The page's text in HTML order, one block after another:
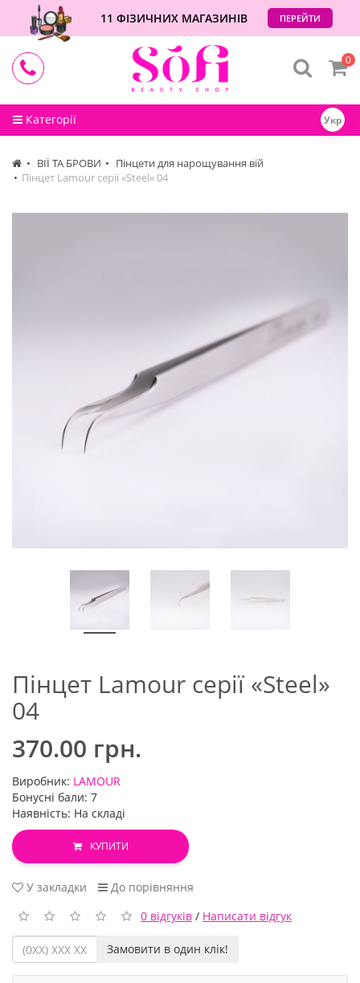
11 ФІЗИЧНИХ МАГАЗИНІВ ПЕРЕЙТИ
Категорії Укр
0
ВІЇ ТА БРОВИ
Пінцети для нарощування вій
Пінцет Lamour серії «Steel» 04
Пінцет Lamour серії «Steel»
04
370.00 грн.
Виробник: LAMOUR
Бонусні бали: 7
Наявність: На складі
КУПИТИ
У закладки
До порівняння
0 відгуків / Написати відгук
Замовити в один клік!